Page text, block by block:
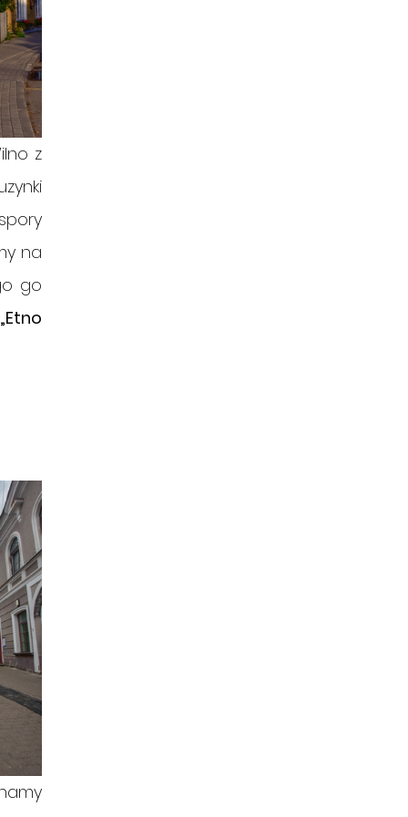
z
na
go
„Etno